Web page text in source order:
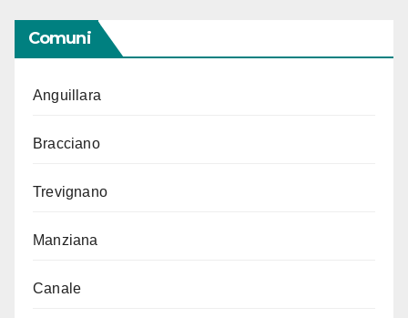
Comuni
Anguillara
Bracciano
Trevignano
Manziana
Canale